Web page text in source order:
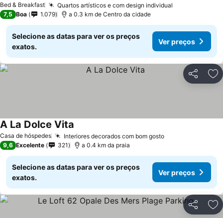
Bed & Breakfast Quartos artísticos e com design individual
7,5 Boa 1.079 a 0.3 km de Centro da cidade
Selecione as datas para ver os preços
exatos.
Ver preços
Partilhar
Casa de hóspedes Interiores decorados com bom gosto
A La Dolce Vita
9,6 Excelente 321 a 0.4 km da praia
Selecione as datas para ver os preços
exatos.
Ver preços
Partilhar